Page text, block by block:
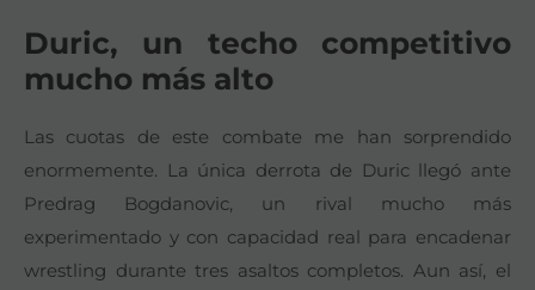
Duric, un techo competitivo
mucho más alto
Las cuotas de este combate me han sorprendido
enormemente. La única derrota de Duric llegó ante
Predrag Bogdanovic, un rival mucho más
experimentado y con capacidad real para encadenar
wrestling durante tres asaltos completos. Aun así, el